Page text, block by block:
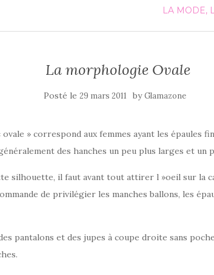
LA MODE,
La morphologie Ovale
Posté le 29 mars 2011 byGlamazone
» correspond aux femmes ayant les épaules
des hanches un peu plus larges et un
silhouette, il faut avant tout attirer l »oeil sur la
de privilégier les manches ballons, les
pantalons et des jupes à coupe droite sans